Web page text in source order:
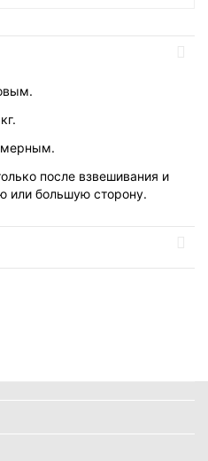
после взвешивания и
или большую сторону.